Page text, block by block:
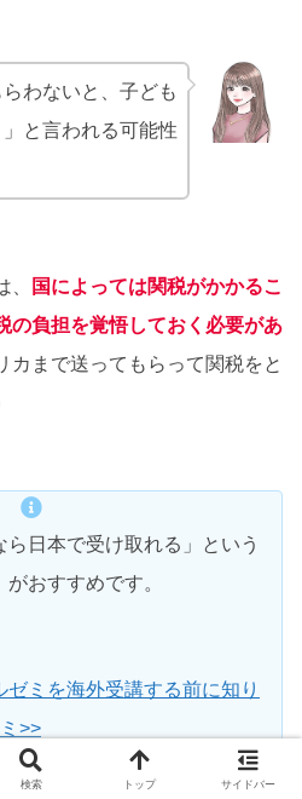
わないと、子ども
と言われる可能性
国によっては関税がかかるこ
の負担を覚悟しておく必要があ
カまで送ってもらって関税をと
ら日本で受け取れる」という
がおすすめです。
ミを海外受講する前に知り
>>
検索 トップ サイドバー